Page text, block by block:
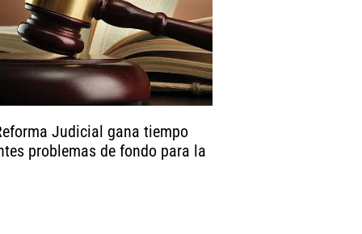
Judicial gana tiempo
problemas de fondo para la